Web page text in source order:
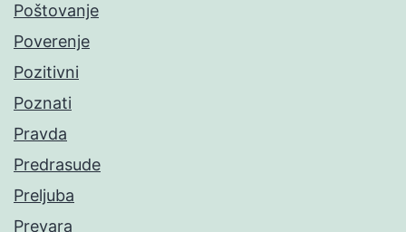
Poštovanje
Poverenje
Pozitivni
Poznati
Pravda
Predrasude
Preljuba
Prevara